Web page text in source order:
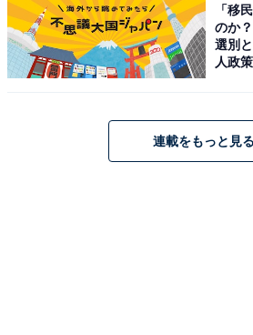
くと、怖がって浮気をしにくくな
う。
うよりは、「理性が弱い」からし
のです。メンタルの弱い彼の理性
「移
のか
選別
人政策
連載をもっと見る